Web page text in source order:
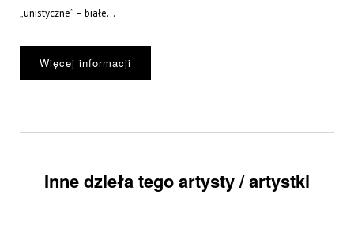
„unistyczne” – białe...
Więcej informacji
Inne dzieła tego artysty / artystki